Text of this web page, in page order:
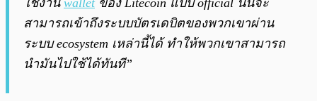
ใช้งาน walletของ Litecoin แบบ official นั้นจะ
สามารถเข้าถึงระบบบัตรเดบิตของพวกเขาผ่าน
ระบบ ecosystem เหล่านี้ได้ ทำให้พวกเขาสามารถ
นำมันไปใช้ได้ทันที”